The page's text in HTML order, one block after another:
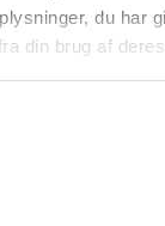
du har
din brug af
får hård
har forvandlet